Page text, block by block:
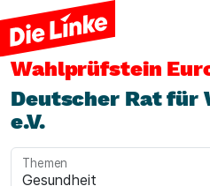
Wahlprüfstein
Deutscher Rat für
e.V.
Themen